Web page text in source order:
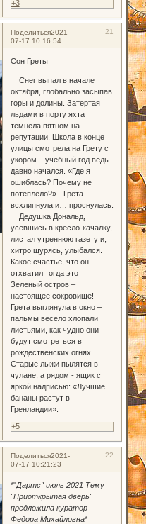
+3
Поделиться 21
2021-
07-17 10:16:54
Сон Греты
Снег выпал в начале
октября, глобально засыпав
горы и долины. Затертая
льдами в порту яхта
темнела пятном на
репутации. Школа в конце
улицы смотрела на Грету с
укором – учебный год ведь
давно начался. «Где я
ошиблась? Почему не
потеплело?» - Грета
всхлипнула и… проснулась.
Дедушка Дональд,
усевшись в кресло-качалку,
листал утреннюю газету и,
хитро щурясь, улыбался.
Какое счастье, что он
отхватил тогда этот
Зеленый остров –
настоящее сокровище!
Грета выглянула в окно –
пальмы весело хлопали
листьями, как чудно они
будут смотреться в
рождественских огнях.
Старые лыжи пылятся в
чулане, а рядом - ящик с
яркой надписью: «Лучшие
бананы растут в
Гренландии».
+5
Поделиться 22
2021-
07-17 10:21:23
*"Дартс" июль 2021 Тему
"Приоткрытая дверь"
предложила куратор
Федора Михайловна*